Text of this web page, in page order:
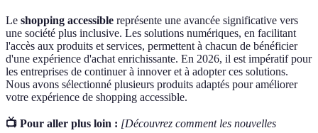
Le shopping accessible représente une avancée significative vers
une société plus inclusive. Les solutions numériques, en facilitant
l'accès aux produits et services, permettent à chacun de bénéficier
d'une expérience d'achat enrichissante. En 2026, il est impératif pour
les entreprises de continuer à innover et à adopter ces solutions.
Nous avons sélectionné plusieurs produits adaptés pour améliorer
votre expérience de shopping accessible.
📺 Pour aller plus loin : [Découvrez comment les nouvelles